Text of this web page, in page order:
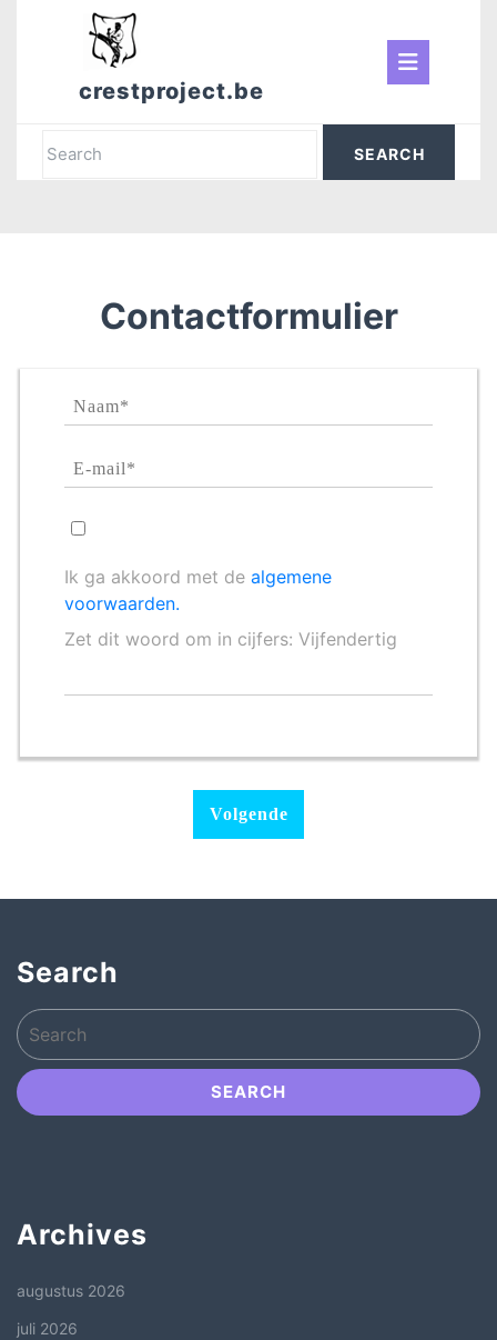
crestproject.be
Search
Contactformulier
Ik ga akkoord met dealgemene
voorwaarden.
Zet dit woord om in cijfers: Vijfendertig
Search
Search
for:
Archives
augustus 2026
juli 2026